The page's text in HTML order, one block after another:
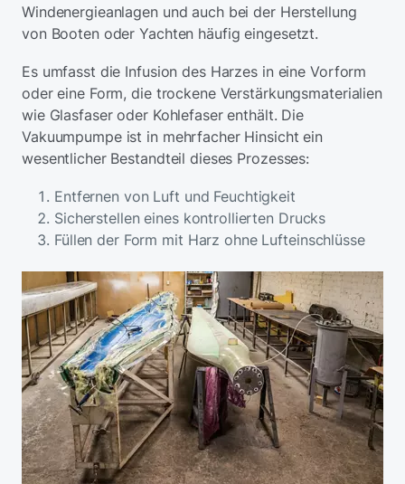
Windenergieanlagen und auch bei der Herstellung
von Booten oder Yachten häufig eingesetzt.
Es umfasst die Infusion des Harzes in eine Vorform
oder eine Form, die trockene Verstärkungsmaterialien
wie Glasfaser oder Kohlefaser enthält. Die
Vakuumpumpe ist in mehrfacher Hinsicht ein
wesentlicher Bestandteil dieses Prozesses:
Entfernen von Luft und Feuchtigkeit
Sicherstellen eines kontrollierten Drucks
Füllen der Form mit Harz ohne Lufteinschlüsse